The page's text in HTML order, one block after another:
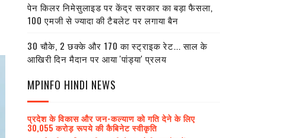
पेन किलर निमेसुलाइड पर केंद्र सरकार का बड़ा फैसला,
100 एमजी से ज्यादा की टैबलेट पर लगाया बैन
30 चौके, 2 छक्के और 170 का स्ट्राइक रेट... साल के
आखिरी दिन मैदान पर आया 'पांड्या' प्रलय
MPINFO HINDI NEWS
प्रदेश के विकास और जन-कल्याण को गति देने के लिए
30,055 करोड़ रूपये की कैबिनेट स्वीकृति